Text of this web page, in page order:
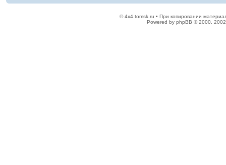
© 4x4.tomsk.ru • При копировании
Powered by phpBB © 2000,